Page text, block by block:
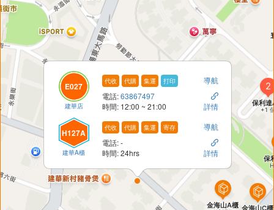
E027
建華店
代收 代購 集運 打印
導航
電話:63867497 
時間: 12:00 ~ 21:00 詳情
H127A
建華A櫃
代收 代購 集運 寄存
導航
電話: -

時間: 24hrs 詳情